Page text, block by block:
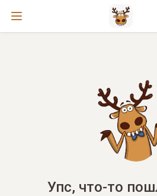
Упс, что-то